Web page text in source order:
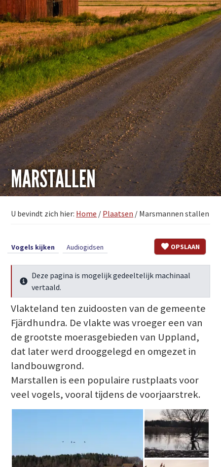
MARSTALLEN
U bevindt zich hier: Home / Plaatsen / Marsmannen stallen
OPSLAAN
Vogels kijken Audiogidsen
Meer info
Deze pagina is mogelijk gedeeltelijk machinaal
vertaald.
Vlakteland ten zuidoosten van de gemeente
Fjärdhundra. De vlakte was vroeger een van
de grootste moerasgebieden van Uppland,
dat later werd drooggelegd en omgezet in
landbouwgrond.
Marstallen is een populaire rustplaats voor
veel vogels, vooral tijdens de voorjaarstrek.